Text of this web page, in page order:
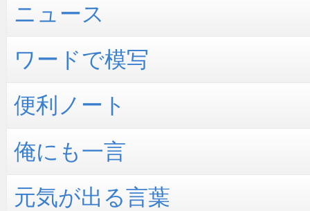
ニュース
ワードで模写
便利ノート
俺にも一言
元気が出る言葉